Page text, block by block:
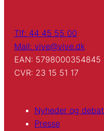
Tlf: 44 45 55 00
Mail: vive@vive.dk
EAN: 5798000354845
CVR: 23 15 51 17
Nyheder og debat
Presse